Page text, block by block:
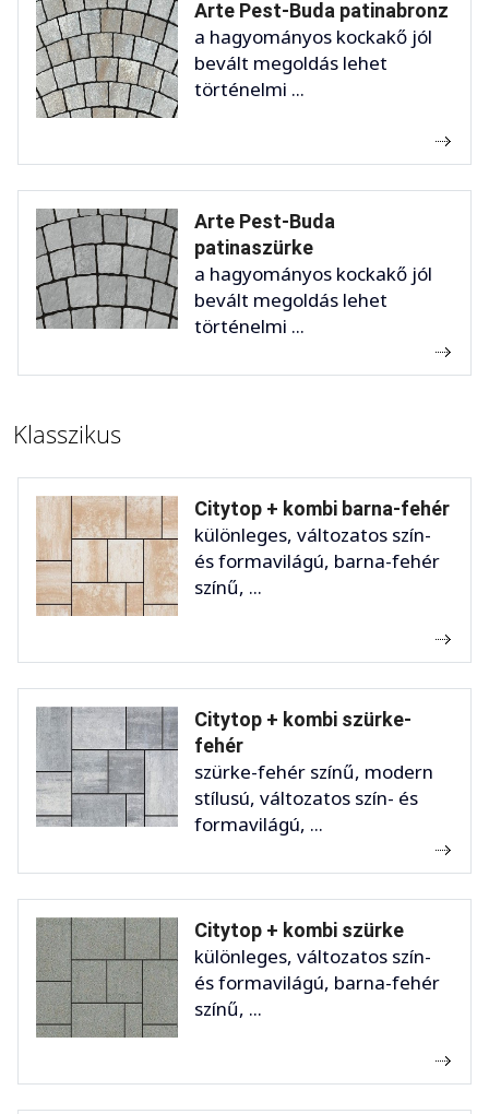
Arte Pest-Buda patinabronz
a hagyományos kockakő jól
bevált megoldás lehet
történelmi ...
Arte Pest-Buda
patinaszürke
a hagyományos kockakő jól
bevált megoldás lehet
történelmi ...
Klasszikus
Citytop + kombi barna-fehér
különleges, változatos szín-
és formavilágú, barna-fehér
színű, ...
Citytop + kombi szürke-
fehér
szürke-fehér színű, modern
stílusú, változatos szín- és
formavilágú, ...
Citytop + kombi szürke
különleges, változatos szín-
és formavilágú, barna-fehér
színű, ...